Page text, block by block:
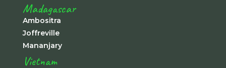
Madagascar
Ambositra
Joffreville
Mananjary
Vietnam